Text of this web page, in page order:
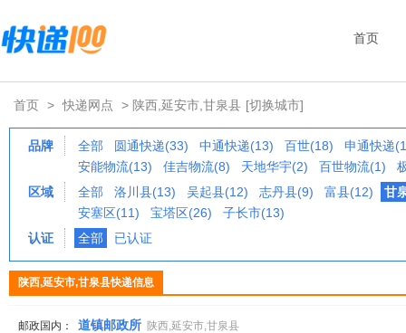
首页
首页 > 快递网点 > 陕西,延安市,甘泉县 [切换城市]
品牌 全部 圆通快递(33) 中通快递(13) 百世(18)
申通快递
安能物流(13)
佳吉物流(8) 天地华宇(2) 百世物流(1)
区域
全部 洛川县(13) 吴起县(12) 志丹县(9) 富县(12)
甘
安塞区(11)
宝塔区(26)
子长市(13)
认证
全部 已认证
陕西,延安市,甘泉县快递信息
邮政国内： 道镇邮政所 陕西,延安市,甘泉县